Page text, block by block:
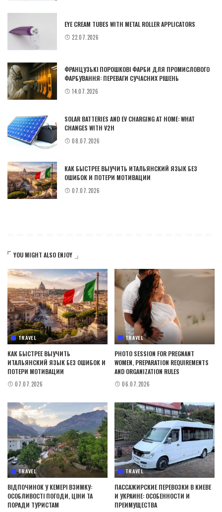
EYE CREAM TUBES WITH METAL ROLLER APPLICATORS
22.07.2026
ФРАНЦУЗЬКІ ПОРОШКОВІ ФАРБИ ДЛЯ ПРОМИСЛОВОГО
ФАРБУВАННЯ: ПЕРЕВАГИ СУЧАСНИХ РІШЕНЬ
14.07.2026
SOLAR BATTERIES AND EV CHARGING AT HOME: WHAT
CHANGES WITH V2H
08.07.2026
КАК БЫСТРЕЕ ВЫУЧИТЬ ИТАЛЬЯНСКИЙ ЯЗЫК БЕЗ
ОШИБОК И ПОТЕРИ МОТИВАЦИИ
07.07.2026
YOU MIGHT ALSO ENJOY
TRAVEL
КАК БЫСТРЕЕ ВЫУЧИТЬ
ИТАЛЬЯНСКИЙ ЯЗЫК БЕЗ ОШИБОК И
ПОТЕРИ МОТИВАЦИИ
07.07.2026
TRAVEL
PHOTO SESSION FOR PREGNANT
WOMEN, PREPARATION REQUIREMENTS
AND ORGANIZATION RULES
06.07.2026
TRAVEL
ВІДПОЧИНОК У КЕМЕРІ ВЗИМКУ:
ОСОБЛИВОСТІ ПОГОДИ, ЦІНИ ТА
ПОРАДИ ТУРИСТАМ
TRAVEL
ПАССАЖИРСКИЕ ПЕРЕВОЗКИ В КИЕВЕ
И УКРАИНЕ: ОСОБЕННОСТИ И
ПРЕИМУЩЕСТВА